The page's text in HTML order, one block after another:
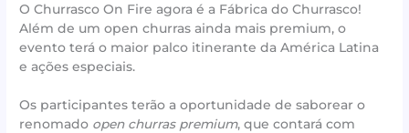
O Churrasco On Fire agora é a Fábrica do Churrasco!
Além de um open churras ainda mais premium, o
evento terá o maior palco itinerante da América Latina
e ações especiais.
Os participantes terão a oportunidade de saborear o
renomado open churras premium, que contará com